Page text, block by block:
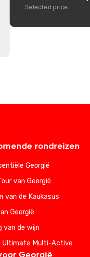
Selected price
rondreizen
Georgië
van Georgië
van de Kaukasus
Georgië
van de wijn
Ultimate Multi-Active
Georgië